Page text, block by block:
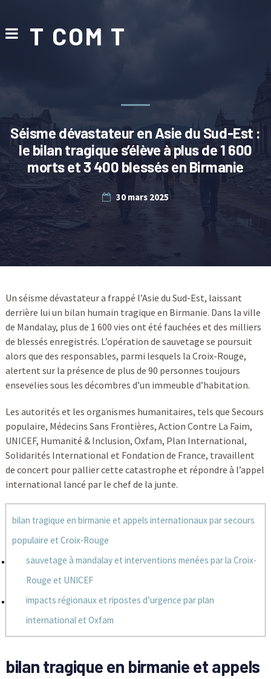
T COM T
Séisme dévastateur en Asie du Sud-Est :
le bilan tragique s’élève à plus de 1 600
morts et 3 400 blessés en Birmanie
30 mars 2025
Un séisme dévastateur a frappé l’Asie du Sud-Est, laissant
derrière lui un bilan humain tragique en Birmanie. Dans la ville
de Mandalay, plus de 1 600 vies ont été fauchées et des milliers
de blessés enregistrés. L’opération de sauvetage se poursuit
alors que des responsables, parmi lesquels la Croix-Rouge,
alertent sur la présence de plus de 90 personnes toujours
ensevelies sous les décombres d’un immeuble d’habitation.
Les autorités et les organismes humanitaires, tels que Secours
populaire, Médecins Sans Frontières, Action Contre La Faim,
UNICEF, Humanité & Inclusion, Oxfam, Plan International,
Solidarités International et Fondation de France, travaillent
de concert pour pallier cette catastrophe et répondre à l’appel
international lancé par le chef de la junte.
bilan tragique en birmanie et appels internationaux par secours
populaire et Croix-Rouge
sauvetage à mandalay et interventions menées par la Croix-
Rouge et UNICEF
impacts régionaux et ripostes d’urgence par plan
international et Oxfam
bilan tragique en birmanie et appels